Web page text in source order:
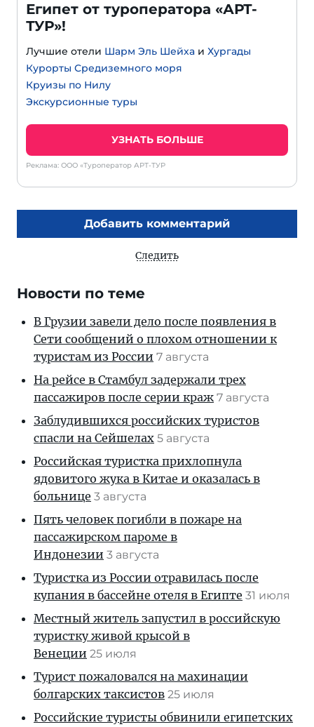
Египет от туроператора «АРТ-
ТУР»!
Лучшие отели Шарм Эль Шейха и Хургады
Курорты Средиземного моря
Круизы по Нилу
Экскурсионные туры
УЗНАТЬ БОЛЬШЕ
Реклама: ООО «Туроператор АРТ-ТУР
Добавить комментарий
Следить
Новости по теме
В Грузии завели дело после появления в
Сети сообщений о плохом отношении к
туристам из России 7 августа
На рейсе в Стамбул задержали трех
пассажиров после серии краж 7 августа
Заблудившихся российских туристов
спасли на Сейшелах 5 августа
Российская туристка прихлопнула
ядовитого жука в Китае и оказалась в
больнице 3 августа
Пять человек погибли в пожаре на
пассажирском пароме в
Индонезии 3 августа
Туристка из России отравилась после
купания в бассейне отеля в Египте 31 июля
Местный житель запустил в российскую
туристку живой крысой в
Венеции 25 июля
Турист пожаловался на махинации
болгарских таксистов 25 июля
Российские туристы обвинили египетских